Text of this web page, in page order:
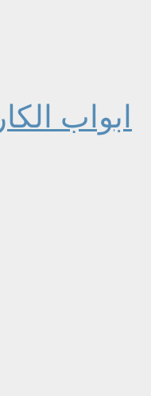
ابواب